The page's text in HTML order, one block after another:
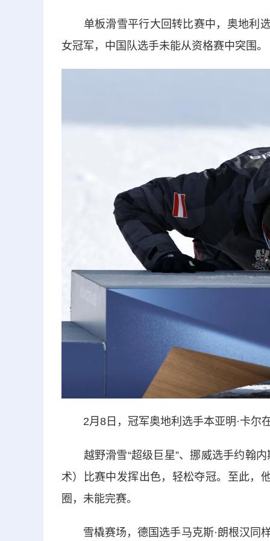
单板滑雪平行大回转比赛中，奥地利选
女冠军，中国队选手未能从资格赛中突围。
2月8日，冠军奥地利选手本亚明·卡尔
越野滑雪“超级巨星”、挪威选手约翰内
术）比赛中发挥出色，轻松夺冠。至此，
圈，未能完赛。
雪橇赛场，德国选手马克斯·朗根汉同